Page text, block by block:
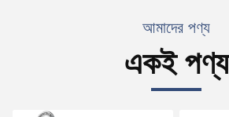
আমাদের পণ্য
একই পণ্য